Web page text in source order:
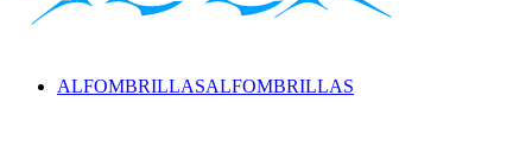
ALFOMBRILLASALFOMBRILLAS